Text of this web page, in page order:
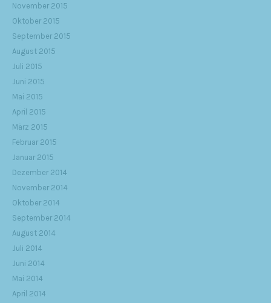
November 2015
Oktober 2015
September 2015
August 2015
Juli 2015
Juni 2015
Mai 2015
April 2015
März 2015
Februar 2015
Januar 2015
Dezember 2014
November 2014
Oktober 2014
September 2014
August 2014
Juli 2014
Juni 2014
Mai 2014
April 2014